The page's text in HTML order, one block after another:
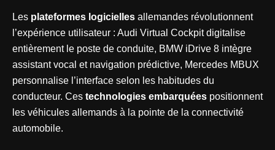
Les plateformes logicielles allemandes révolutionnent
l’expérience utilisateur : Audi Virtual Cockpit digitalise
entièrement le poste de conduite, BMW iDrive 8 intègre
assistant vocal et navigation prédictive, Mercedes MBUX
personnalise l’interface selon les habitudes du
conducteur. Ces technologies embarquées positionnent
les véhicules allemands à la pointe de la connectivité
automobile.